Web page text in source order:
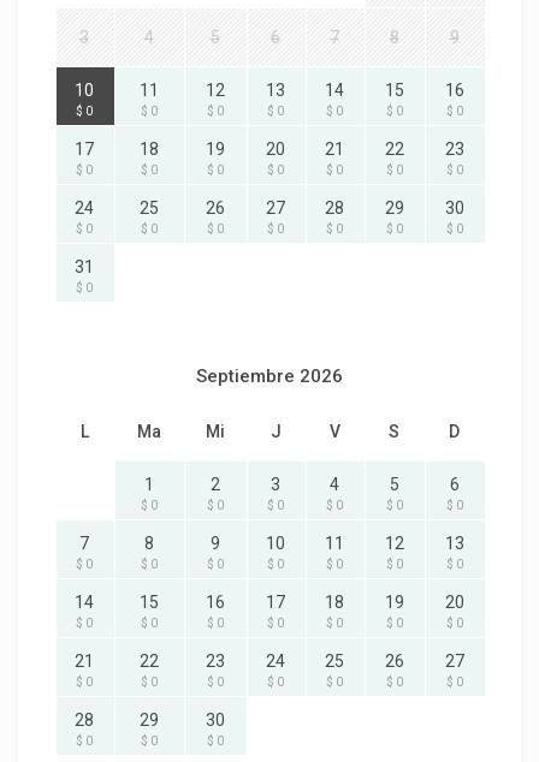
3 4 5 6 7 8 9
10
$ 0
11
$ 0
12
$ 0
13
$ 0
14
$ 0
15
$ 0
16
$ 0
17
$ 0
18
$ 0
19
$ 0
20
$ 0
21
$ 0
22
$ 0
23
$ 0
24
$ 0
25
$ 0
26
$ 0
27
$ 0
28
$ 0
29
$ 0
30
$ 0
31
$ 0
Septiembre 2026
L Ma Mi J V S D
1
$ 0
2
$ 0
3
$ 0
4
$ 0
5
$ 0
6
$ 0
7
$ 0
8
$ 0
9
$ 0
10
$ 0
11
$ 0
12
$ 0
13
$ 0
14
$ 0
15
$ 0
16
$ 0
17
$ 0
18
$ 0
19
$ 0
20
$ 0
21
$ 0
22
$ 0
23
$ 0
24
$ 0
25
$ 0
26
$ 0
27
$ 0
28
$ 0
29
$ 0
30
$ 0